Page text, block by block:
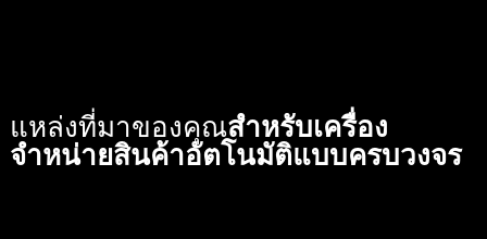
แหล่งที่มาของคุณสำหรับเครื่อง
จำหน่ายสินค้าอัตโนมัติแบบครบวงจร